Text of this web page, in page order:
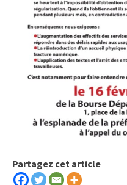
Partagez cet article